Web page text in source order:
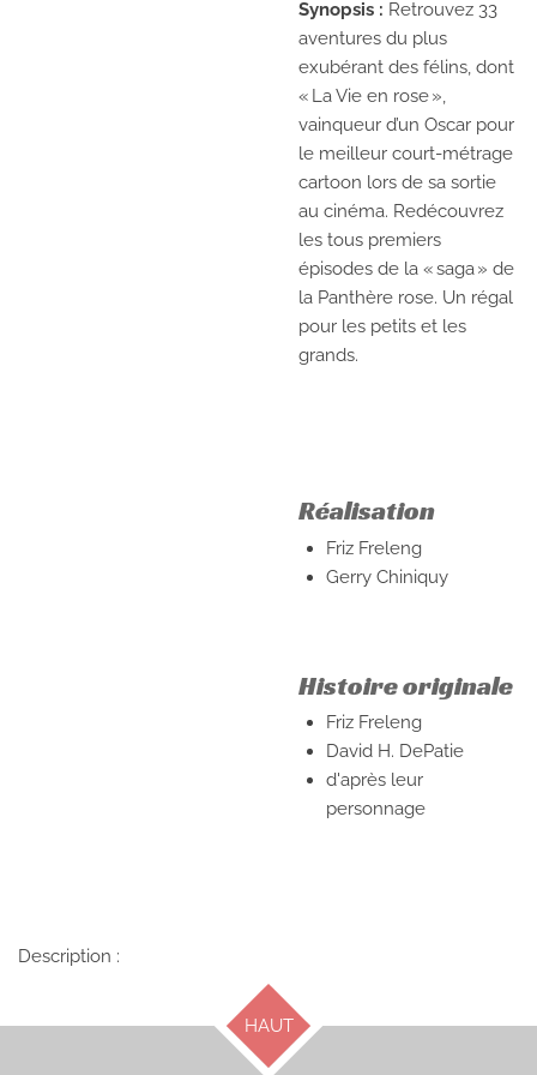
Synopsis : Retrouvez 33
aventures du plus
exubérant des félins, dont
« La Vie en rose »,
vainqueur d’un Oscar pour
le meilleur court-métrage
cartoon lors de sa sortie
au cinéma. Redécouvrez
les tous premiers
épisodes de la « saga » de
la Panthère rose. Un régal
pour les petits et les
grands.
Réalisation
Friz Freleng
Gerry Chiniquy
Histoire originale
Friz Freleng
David H. DePatie
d'après leur
personnage
Description :
HAUT